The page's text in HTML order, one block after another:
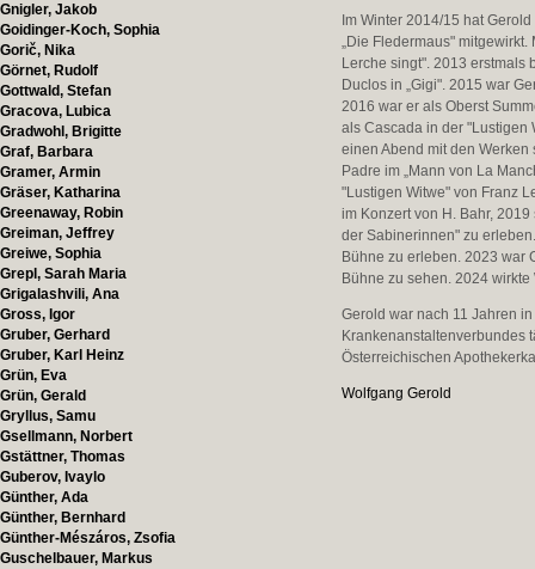
Gnigler, Jakob
Goidinger-Koch, Sophia
Gorič, Nika
Görnet, Rudolf
Gottwald, Stefan
Gracova, Lubica
Gradwohl, Brigitte
Graf, Barbara
Gramer, Armin
Gräser, Katharina
Greenaway, Robin
Greiman, Jeffrey
Greiwe, Sophia
Grepl, Sarah Maria
Grigalashvili, Ana
Gross, Igor
Gruber, Gerhard
Gruber, Karl Heinz
Grün, Eva
Grün, Gerald
Gryllus, Samu
Gsellmann, Norbert
Gstättner, Thomas
Guberov, Ivaylo
Günther, Ada
Günther, Bernhard
Günther-Mészáros, Zsofia
Guschelbauer, Markus
Im Winter 2014/15 hat
„Die Fledermaus"
Lerche singt". 2013 erstmals
Duclos in „Gigi". 2015 war
2016 war er als Oberst
als Cascada in der "Lustigen
einen Abend mit den
Padre im „Mann von La
"Lustigen Witwe" von Franz
im Konzert von H. Bahr,
der Sabinerinnen" zu
Bühne zu erleben. 2023 war
Bühne zu sehen. 2024
Gerold war nach 11 Jahren
Krankenanstaltenverbundes
Österreichischen
Wolfgang Gerold